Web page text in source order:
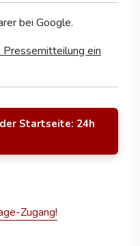
bei Google.
ein
Startseite: 24h
Zugang!